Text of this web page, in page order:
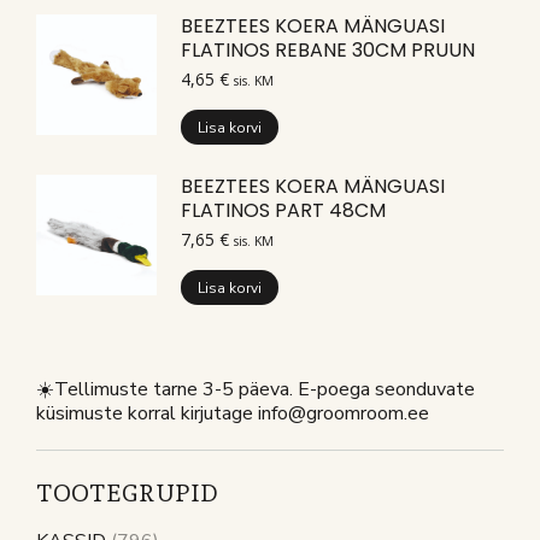
BEEZTEES KOERA MÄNGUASI
FLATINOS REBANE 30CM PRUUN
4,65 € sis. KM
Lisa korvi
BEEZTEES KOERA MÄNGUASI
FLATINOS PART 48CM
7,65 € sis. KM
Lisa korvi
☀️Tellimuste tarne 3-5 päeva. E-poega seonduvate
küsimuste korral kirjutage info@groomroom.ee
TOOTEGRUPID